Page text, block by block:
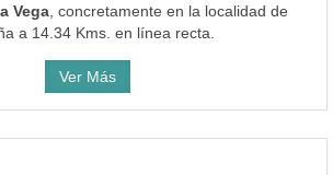
Vega, concretamente en la localidad de
a 14.34 Kms. en línea recta.
Ver Más